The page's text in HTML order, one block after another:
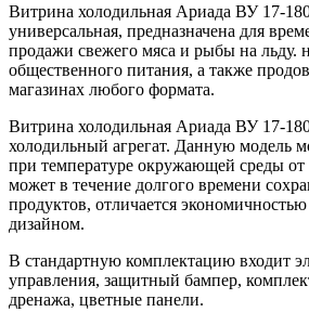
Витрина холодильная Ариада ВУ 17-
универсальная, предназначена для
продажи свежего мяса и рыбы на льду.
общественного питания, а также
магазинах любого формата.
Витрина холодильная Ариада ВУ 17-
холодильный агрегат. Данную модель
при температуре окружающей среды
может в течение долгого времени
продуктов, отличается
дизайном.
В стандартную комплектацию входит
управления, защитный бампер,
дренажа, цветные панели.